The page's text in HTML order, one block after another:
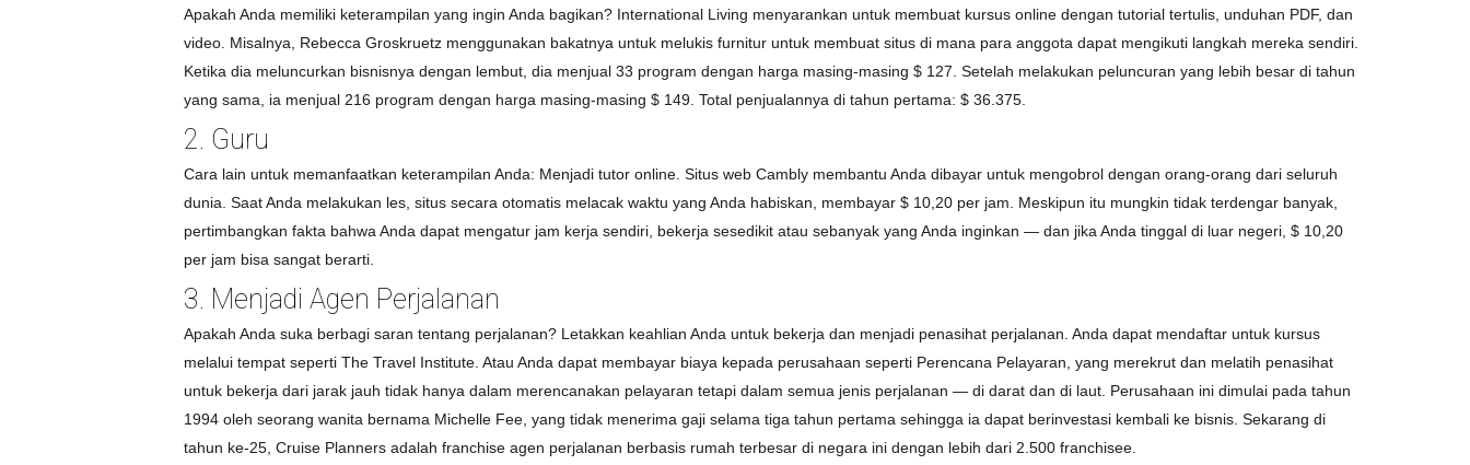
Apakah Anda memiliki keterampilan yang ingin Anda bagikan? International Living menyarankan untuk membuat kursus online dengan tutorial tertulis, unduhan PDF, dan
video. Misalnya, Rebecca Groskruetz menggunakan bakatnya untuk melukis furnitur untuk membuat situs di mana para anggota dapat mengikuti langkah mereka sendiri.
Ketika dia meluncurkan bisnisnya dengan lembut, dia menjual 33 program dengan harga masing-masing $ 127. Setelah melakukan peluncuran yang lebih besar di tahun
yang sama, ia menjual 216 program dengan harga masing-masing $ 149. Total penjualannya di tahun pertama: $ 36.375.
2. Guru
Cara lain untuk memanfaatkan keterampilan Anda: Menjadi tutor online. Situs web Cambly membantu Anda dibayar untuk mengobrol dengan orang-orang dari seluruh
dunia. Saat Anda melakukan les, situs secara otomatis melacak waktu yang Anda habiskan, membayar $ 10,20 per jam. Meskipun itu mungkin tidak terdengar banyak,
pertimbangkan fakta bahwa Anda dapat mengatur jam kerja sendiri, bekerja sesedikit atau sebanyak yang Anda inginkan — dan jika Anda tinggal di luar negeri, $ 10,20
per jam bisa sangat berarti.
3. Menjadi Agen Perjalanan
Apakah Anda suka berbagi saran tentang perjalanan? Letakkan keahlian Anda untuk bekerja dan menjadi penasihat perjalanan. Anda dapat mendaftar untuk kursus
melalui tempat seperti The Travel Institute. Atau Anda dapat membayar biaya kepada perusahaan seperti Perencana Pelayaran, yang merekrut dan melatih penasihat
untuk bekerja dari jarak jauh tidak hanya dalam merencanakan pelayaran tetapi dalam semua jenis perjalanan — di darat dan di laut. Perusahaan ini dimulai pada tahun
1994 oleh seorang wanita bernama Michelle Fee, yang tidak menerima gaji selama tiga tahun pertama sehingga ia dapat berinvestasi kembali ke bisnis. Sekarang di
tahun ke-25, Cruise Planners adalah franchise agen perjalanan berbasis rumah terbesar di negara ini dengan lebih dari 2.500 franchisee.